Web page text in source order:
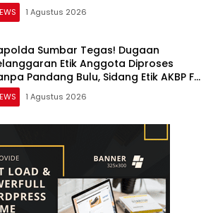
1 Agustus 2026
Sumbar Tegas! Dugaan
Etik Anggota Diproses
Pandang Bulu, Sidang Etik AKBP F
1 Agustus 2026